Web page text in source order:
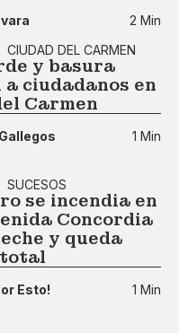
2 Min
CIUDAD DEL CARMEN
y basura
ciudadanos en
Carmen
1 Min
SUCESOS
se incendia en
Concordia
y queda
Esto! 1 Min